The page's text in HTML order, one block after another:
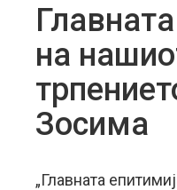
на
Зосима
„Главната